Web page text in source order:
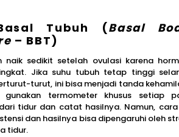
Tubuh (Basal
– BBT)
naik sedikit setelah ovulasi karena
Jika suhu tubuh tetap tinggi
turut, ini bisa menjadi tanda
gunakan termometer khusus setiap
tidur dan catat hasilnya. Namun,
dan hasilnya bisa dipengaruhi oleh
tidur.